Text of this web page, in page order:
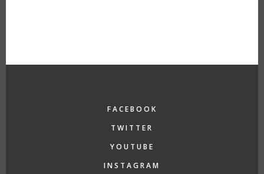
FACEBOOK
TWITTER
YOUTUBE
INSTAGRAM